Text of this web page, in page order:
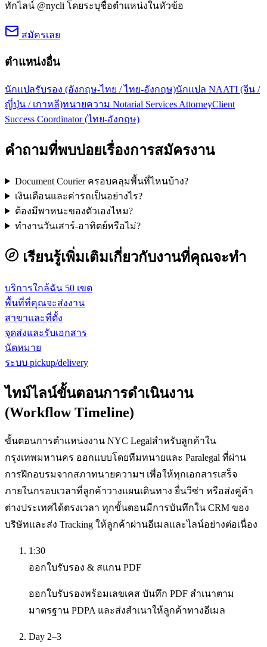
ทักไลน์ @nycli โดยระบุชื่อตำแหน่งในหัวข้อ
สมัครเลย
ตำแหน่งอื่น
นักแปลรับรอง (อังกฤษ-ไทย / ไทย-อังกฤษ)นักแปล NAATI (จีน /
ญี่ปุ่น / เกาหลี)ทนายความ Notarial Services AttorneyClient
Success Coordinator (ไทย-อังกฤษ)
คำถามที่พบบ่อยเรื่องการสมัครงาน
Document Courier ครอบคลุมพื้นที่ไหนบ้าง?
เงินเดือนและค่ารถเป็นอย่างไร?
ต้องมีพาหนะของตัวเองไหม?
ทำงานวันเสาร์-อาทิตย์หรือไม่?
เรียนรู้เพิ่มเติมเกี่ยวกับงานที่คุณจะทำ
บริการใกล้ฉัน 50 เขต
พื้นที่ที่คุณจะส่งงาน
สาขาและที่ตั้ง
จุดส่งและรับเอกสาร
นัดหมาย
ระบบ pickup/delivery
ไทม์ไลน์ขั้นตอนการดำเนินงาน
(Workflow Timeline)
ขั้นตอนการตำแหน่งงาน NYC Legalสำหรับลูกค้าใน
กรุงเทพมหานคร ออกแบบโดยทีมทนายและ Paralegal ที่ผ่าน
การฝึกอบรมจากสภาทนายความฯ เพื่อให้ทุกเอกสารเสร็จ
ภายในกรอบเวลาที่ลูกค้าวางแผนเดินทาง ยื่นวีซ่า หรือส่งคู่ค้า
ต่างประเทศได้ตรงเวลา ทุกขั้นตอนมีการบันทึกใน CRM ของ
บริษัทและส่ง Tracking ให้ลูกค้าผ่านอีเมลและไลน์อย่างต่อเนื่อง
1:30
ออกใบรับรอง & สแกน PDF
ออกใบรับรองพร้อมเลขเคส บันทึก PDF สำเนาตาม
มาตรฐาน PDPA และส่งสำเนาให้ลูกค้าทางอีเมล
Day 2–3